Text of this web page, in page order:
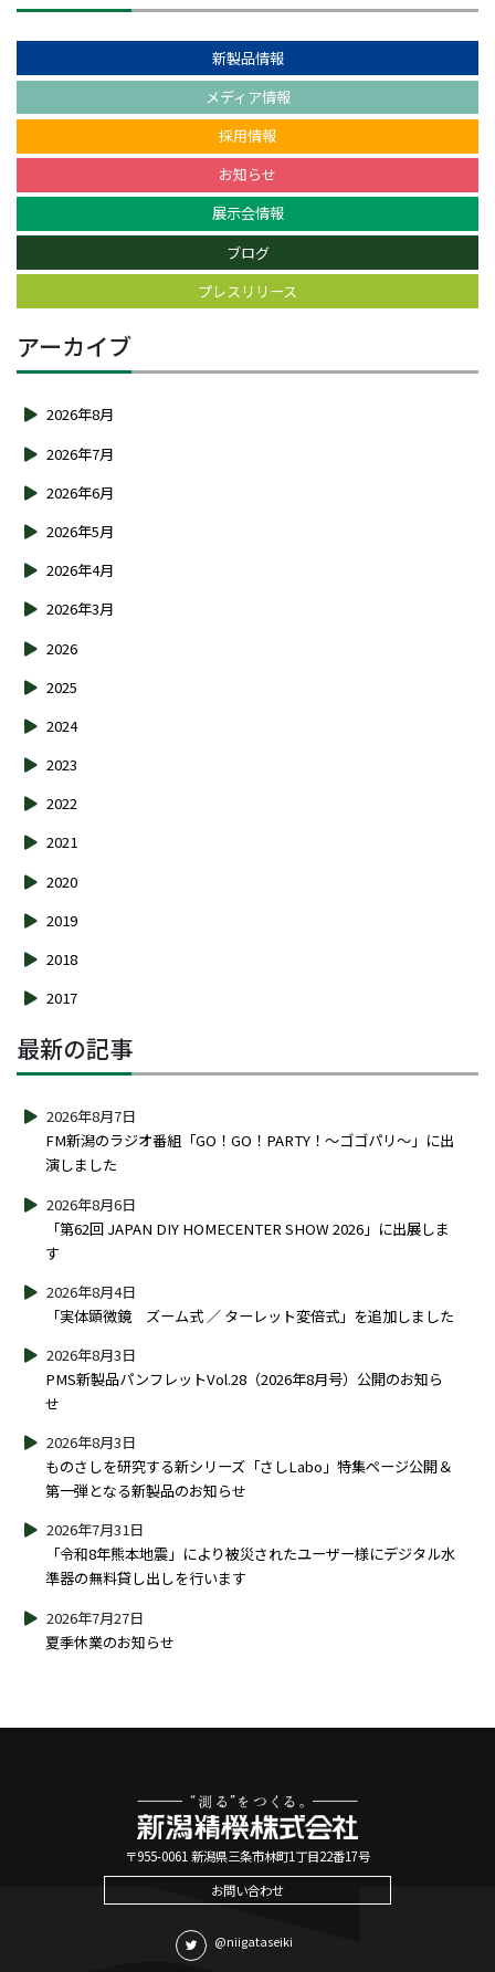
新製品情報
メディア情報
採用情報
お知らせ
展示会情報
ブログ
プレスリリース
アーカイブ
2026年8月
2026年7月
2026年6月
2026年5月
2026年4月
2026年3月
2026
2025
2024
2023
2022
2021
2020
2019
2018
2017
最新の記事
FM新潟のラジオ番組「GO！GO！PARTY！～ゴゴパリ～」に出
演しました
2026年8月7日
「第62回 JAPAN DIY HOMECENTER SHOW 2026」に出展しま
す
2026年8月6日
「実体顕微鏡 ズーム式 ／ ターレット変倍式」を追加しました
2026年8月4日
PMS新製品パンフレットVol.28（2026年8月号）公開のお知ら
せ
2026年8月3日
ものさしを研究する新シリーズ「さしLabo」特集ページ公開＆
第一弾となる新製品のお知らせ
2026年8月3日
「令和8年熊本地震」により被災されたユーザー様にデジタル水
準器の無料貸し出しを行います
2026年7月31日
夏季休業のお知らせ
2026年7月27日
〒955-0061 新潟県三条市林町1丁目22番17号
お問い合わせ
@niigataseiki